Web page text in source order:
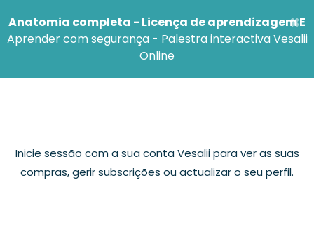
Anatomia completa - Licença de aprendizagem E
Aprender com segurança - Palestra interactiva Vesalii
Online
×
Inicie sessão com a sua conta Vesalii para ver as suas
compras, gerir subscrições ou actualizar o seu perfil.